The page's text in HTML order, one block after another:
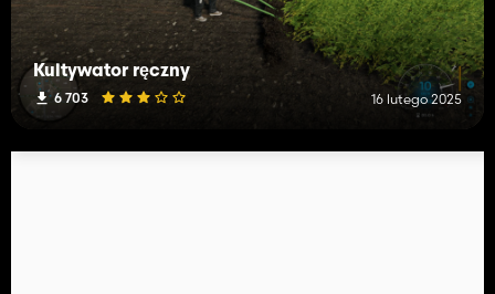
Kultywator ręczny
6 703 16 lutego 2025